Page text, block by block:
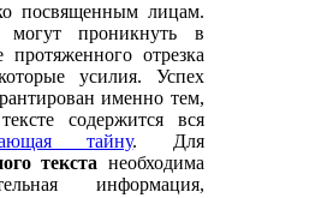
посвященным лицам.
могут проникнуть в
отрезка
усилия. Успех
именно тем,
содержится вся
тайну. Для
текста необходима
информация,